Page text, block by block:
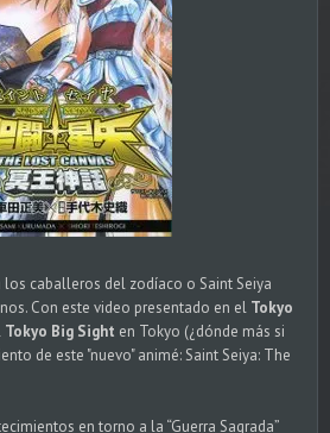
caballeros del zodíaco o Saint Seiya
Con este video presentado en el Tokyo
Tokyo Big Sight en Tokyo (¿dónde más si
de este "nuevo" animé: Saint Seiya: The
en torno a la “Guerra Sagrada”